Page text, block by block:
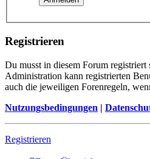
Registrieren
Du musst in diesem Forum
Administration kann registrierten
auch die jeweiligen Forenregeln,
Nutzungsbedingungen |
Registrieren